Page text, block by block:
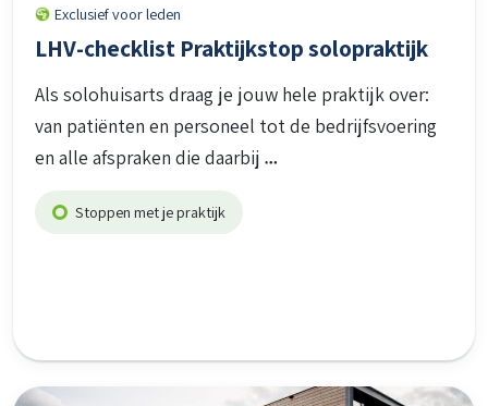
Exclusief voor leden
LHV-checklist Praktijkstop solopraktijk
Als solohuisarts draag je jouw hele praktijk over:
van patiënten en personeel tot de bedrijfsvoering
en alle afspraken die daarbij
Stoppen met je praktijk